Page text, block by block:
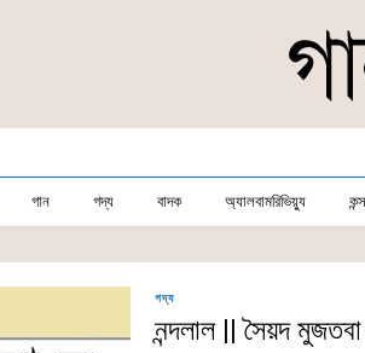
গান গদ্য বাদক অ্যালবামরিভিয়্যু
গদ্য
নন্দলাল || সৈয়দ